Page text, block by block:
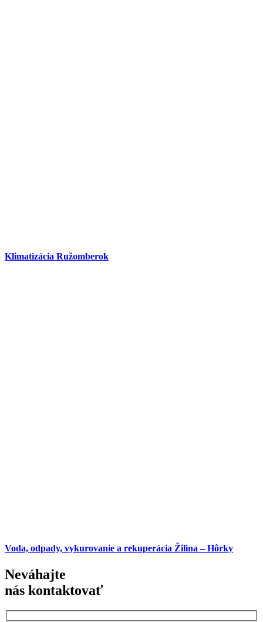
Klimatizácia Ružomberok
Voda, odpady, vykurovanie a rekuperácia Žilina – Hôrky
Neváhajte
nás kontaktovať